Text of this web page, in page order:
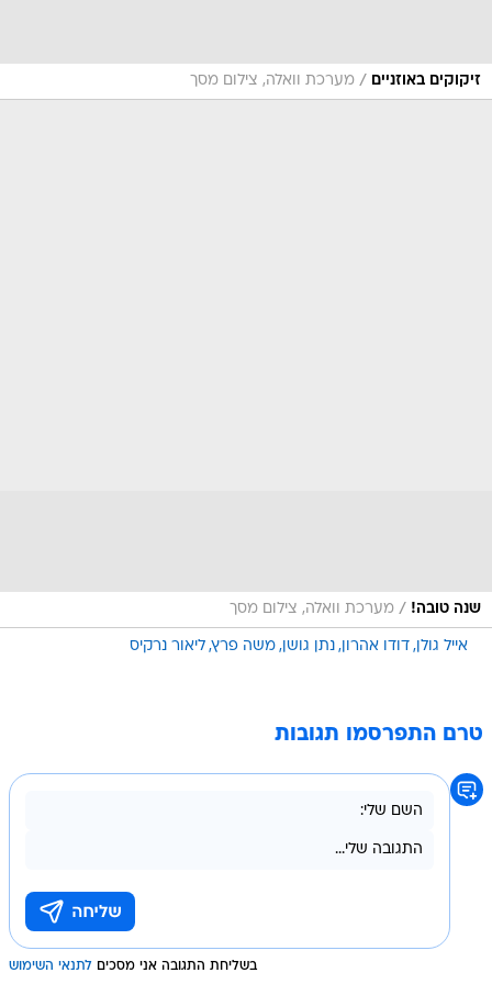
זיקוקים באוזניים / מערכת וואלה, צילום מסך
שנה טובה! / מערכת וואלה, צילום מסך
אייל גולן דודו אהרון נתן גושן משה פרץ ליאור נרקיס
טרם התפרסמו תגובות
בשליחת התגובה אני מסכים לתנאי השימוש